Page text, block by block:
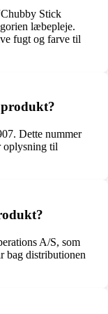
Stick
læbepleje.
fugt og farve til
Dette nummer
oplysning til
A/S, som
bag distributionen